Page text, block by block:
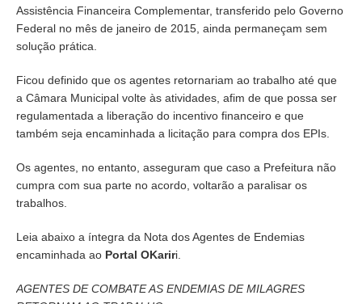
Assistência Financeira Complementar, transferido pelo Governo
Federal no mês de janeiro de 2015, ainda permaneçam sem
solução prática.
Ficou definido que os agentes retornariam ao trabalho até que
a Câmara Municipal volte às atividades, afim de que possa ser
regulamentada a liberação do incentivo financeiro e que
também seja encaminhada a licitação para compra dos EPIs.
Os agentes, no entanto, asseguram que caso a Prefeitura não
cumpra com sua parte no acordo, voltarão a paralisar os
trabalhos.
Leia abaixo a íntegra da Nota dos Agentes de Endemias
encaminhada ao Portal OKariri.
AGENTES DE COMBATE AS ENDEMIAS DE MILAGRES